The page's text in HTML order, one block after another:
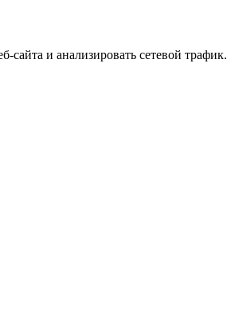
и анализировать сетевой трафик.